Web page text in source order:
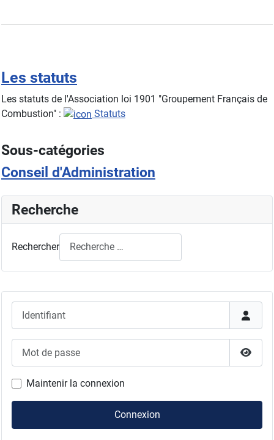
Maintenir la connexion
Connexion
Les statuts
Les statuts de l'Association loi 1901 "Groupement Français de
Combustion" :
Statuts
Sous-catégories
Conseil d'Administration
Recherche
Rechercher